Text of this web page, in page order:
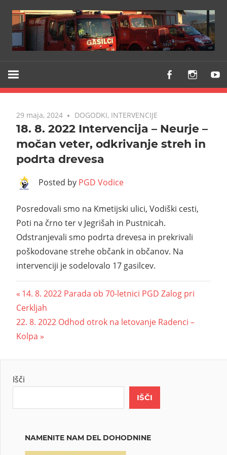
VODICE
vami
že
1903
29 maja, 2024 DOGODKI, INTERVENCIJE
18. 8. 2022 Intervencija – Neurje –
močan veter, odkrivanje streh in
podrta drevesa
Posted by PGD Vodice
Posredovali smo na Kmetijski ulici, Vodiški cesti,
Poti na črno ter v Jegrišah in Pustnicah.
Odstranjevali smo podrta drevesa in prekrivali
poškodovane strehe občank in občanov. Na
intervenciji je sodelovalo 17 gasilcev.
14. 8. 2022 Parada ob 70-letnici PGD Zalog pri
Cerkljah
22. 8. 2022 Odhod otrok na letovanje Radenci –
Kolpa
Išči
IŠČI
NAMENITE NAM DEL DOHODNINE